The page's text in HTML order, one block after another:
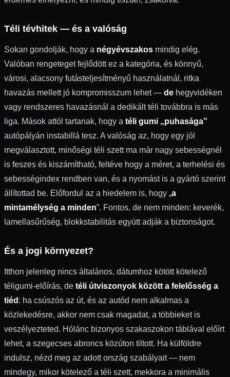
Téli tévhitek — és a valóság
Sokan gondolják, hogy a négyévszakos mindig elég.
Valóban rengeteget fejlődött ez a kategória, és könnyű,
városi, alacsony futásteljesítményű használatnál, ritka
havazás mellett jó kompromisszum lehet — de hegyvidéken
vagy rendszeres havazásnál a dedikált téli továbbra is más
liga. Mások attól tartanak, hogy a téli gumi „puhasága”
autópályán instabillá tesz. A valóság az, hogy egy jól
megválasztott, minőségi téli szett ma már nagy sebességnél
is feszes és kiszámítható, feltéve hogy a méret, a terhelési és
sebességindex rendben van, és a nyomást is a gyártó szerint
állítottad be. Előfordul az a hiedelem is, hogy „a
mintamélység a minden”. Fontos, de nem minden: keverék,
lamellasűrűség, blokkstabilitás együtt adják a biztonságot.
És a jogi környezet?
Itthon jelenleg nincs általános, dátumhoz kötött kötelező
téligumi-előírás, de téli útviszonyok között a felelősség a
tiéd : ha csúszós az út, és az autód nem alkalmas a
közlekedésre, akkor nem csak magadat, a többieket is
veszélyezteted. Hólánc bizonyos szakaszokon táblával előírt
lehet, a szegecses abroncs közúton tiltott. Ha külföldre
indulsz, nézd meg az adott ország szabályait — nem
mindegy, mikor kötelező a téli szett, mekkora a minimális